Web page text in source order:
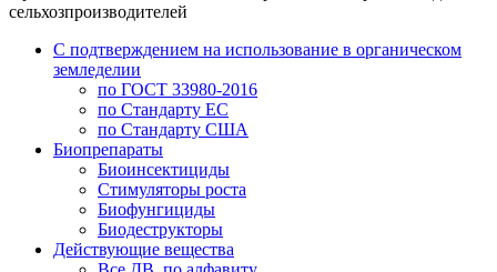
сельхозпроизводителей
С подтверждением на использование в органическом
земледелии
по ГОСТ 33980-2016
по Стандарту ЕС
по Стандарту США
Биопрепараты
Биоинсектициды
Стимуляторы роста
Биофунгициды
Биодеструкторы
Действующие вещества